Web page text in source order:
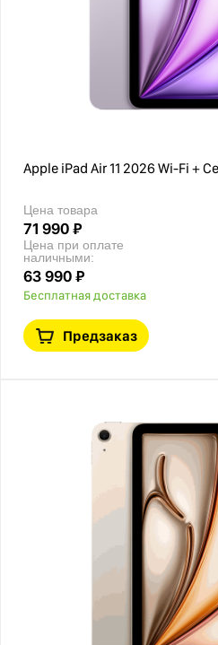
Apple iPad Air 11 2026 Wi-Fi +
Цена товара
71 990 ₽
Цена при оплате
наличными:
63 990 ₽
Бесплатная доставка
Предзаказ